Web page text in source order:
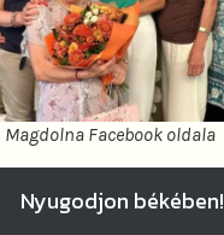
Facebook oldala
Nyugodjon békében!